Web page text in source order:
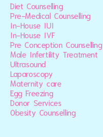
Diet Counselling
Pre-Medical Counselling
In-House IUI
In-House IVF
Pre Conception Counselling
Male Infertility Treatment
Ultrasound
Laparoscopy
Maternity care
Egg Freezing
Donor Services
Obesity Counselling